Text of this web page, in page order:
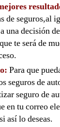
de seguros,al
una decisión
te será de
Para que
seguros de
seguro de
en tu correo
así lo deseas.